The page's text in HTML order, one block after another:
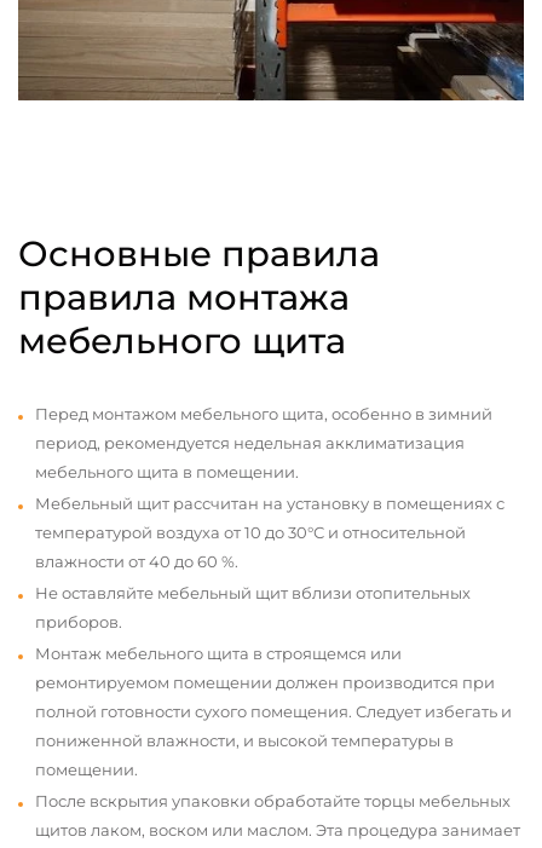
Основные правила
правила монтажа
мебельного щита
Перед монтажом мебельного щита, особенно в зимний
период, рекомендуется недельная акклиматизация
мебельного щита в помещении.
Мебельный щит рассчитан на установку в помещениях с
температурой воздуха от 10 до 30°С и относительной
влажности от 40 до 60 %.
Не оставляйте мебельный щит вблизи отопительных
приборов.
Монтаж мебельного щита в строящемся или
ремонтируемом помещении должен производится при
полной готовности сухого помещения. Следует избегать и
пониженной влажности, и высокой температуры в
помещении.
После вскрытия упаковки обработайте торцы мебельных
щитов лаком, воском или маслом. Эта процедура занимает